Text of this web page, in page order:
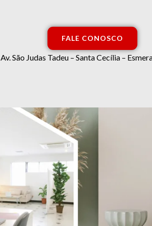
FALE CONOSCO
Av. São Judas Tadeu – Santa Cecília –